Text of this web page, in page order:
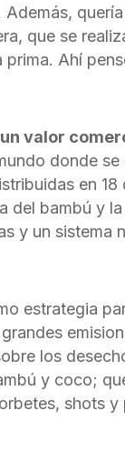
que se
Ahí
valor
donde
en 18
del bambú y
y un sistema
estrategia
los
y coco;
shots y